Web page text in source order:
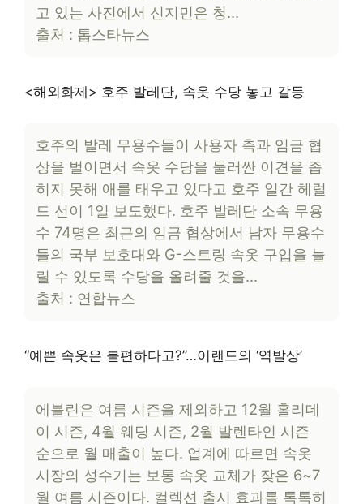
고 있는 사진에서 신지민은 청…
출처 : 톱스타뉴스
<해외화제> 호주 발레단, 속옷 수당 놓고 갈등
호주의 발레 무용수들이 사용자 측과 임금 협
상을 벌이면서 속옷 수당을 둘러싼 이견을 좁
히지 못해 애를 태우고 있다고 호주 일간 헤럴
드 선이 1일 보도했다. 호주 발레단 소속 무용
수 74명은 최근의 임금 협상에서 남자 무용수
들의 국부 보호대와 G-스트링 속옷 구입을 늘
릴 수 있도록 수당을 올려줄 것을…
출처 : 연합뉴스
“예쁜 속옷은 불편하다고?”…이랜드의 ‘역발상’
에블린은 여름 시즌을 제외하고 12월 홀리데
이 시즌, 4월 웨딩 시즌, 2월 발렌타인 시즌
순으로 월 매출이 높다. 업계에 따르면 속옷
시장의 성수기는 보통 속옷 교체가 잦은 6~7
월 여름 시즌이다. 컬렉션 출시 효과를 톡톡히